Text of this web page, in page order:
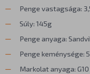
Penge vastagsága:
Súly: 145g
Penge anyaga:
Penge keménysége:
Markolat anyaga: